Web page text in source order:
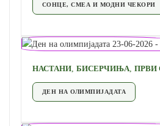
СОНЦЕ, СМЕА И МОДНИ ЧЕКОРИ
НАСТАНИ, БИСЕРЧИЊА, ПРВИ
ДЕН НА ОЛИМПИЈАДАТА